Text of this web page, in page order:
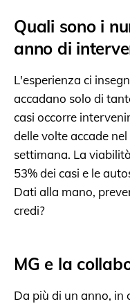
Quali sono i
anno di
L'esperienza ci
accadano solo di
casi occorre
delle volte accade
settimana. La
53% dei casi e le
Dati alla mano,
credi?
MG e la
Da più di un anno,